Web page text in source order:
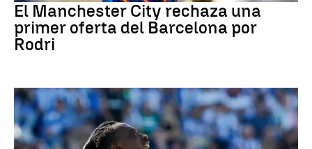
El Manchester City rechaza una
primer oferta del Barcelona por
Rodri